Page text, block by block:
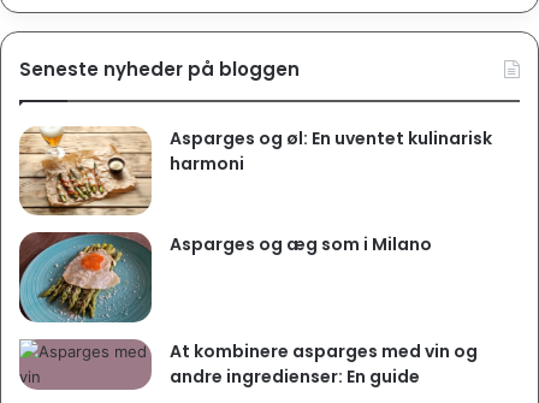
Seneste nyheder på bloggen
Asparges og øl: En uventet kulinarisk
harmoni
Asparges og æg som i Milano
At kombinere asparges med vin og
andre ingredienser: En guide